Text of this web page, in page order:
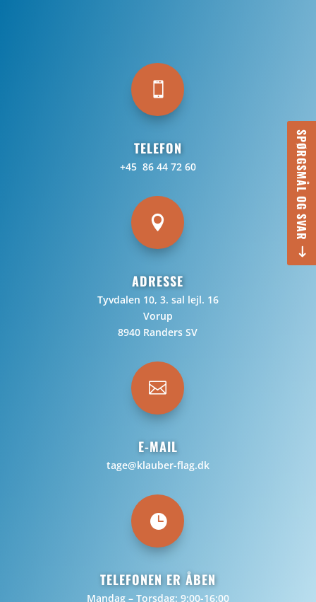
SPØRGSMÅL OG SVAR
TELEFON
+45 86 44 72 60

ADRESSE
Tyvdalen 10, 3. sal lejl. 16
Vorup
8940 Randers SV

E-MAIL
tage@klauber-flag.dk

TELEFONEN ER ÅBEN
Mandag – Torsdag: 9:00-16:00